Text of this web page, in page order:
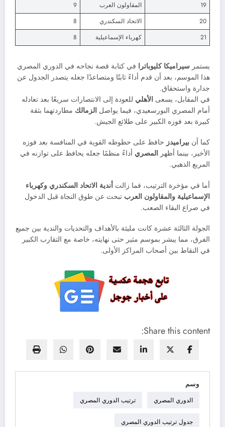
19 المقاولون العرب
9
20
الاتحاد السكندري
8
21
كهرباء الإسماعيلية 8
يستمر سيراميكا كليوباترا في كتابة قصة نجاحه في الدوري المصري
هذا الموسم، بعد أن قدم أداءً ثابتًا ومتصاعدًا جعله يتصدر الجدول عن
جدارة واستحقاق.
في المقابل، يسعى الأهلي للعودة إلى الانتصارات سريعًا بعد تعادله
أمام المصري البورسعيدي، فيما يواصل الزمالك مطاردتهما بثقة
كبيرة بعد فوزه الكبير على طلائع الجيش.
كما أن بيراميدز حافظ على حظوظه القوية في المنافسة بعد فوزه
الأخير، بينما أظهر المصري أداءً منظمًا جعله يحافظ على توازنه في
المربع الذهبي.
أما في مؤخرة الترتيب، فما زالت أندية الاتحاد السكندري وكهرباء
الإسماعيلية والمقاولون العرب تبحث عن طوق النجاة قبل الدخول
في صراع البقاء الصعب.
الجولة الثالثة عشرة كانت مليئة بالأهداف والتحديات والندية بين جميع
الفرق، مما يبشر بموسم مثير حتى نهايته، خاصة مع التقارب الكبير
في النقاط بين أصحاب المراكز الأولى.
Share this content:
وسم
الدوري المصري ترتيب الدوري المصري
جدول ترتيب الدوري المصري